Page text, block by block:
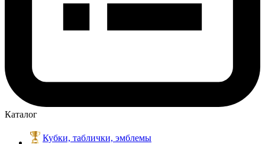
Каталог
Кубки, таблички, эмблемы